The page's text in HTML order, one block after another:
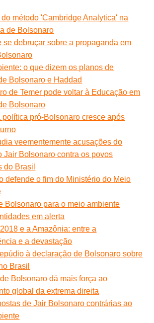
método 'Cambridge Analytica' na
de Bolsonaro
se debruçar sobre a propaganda em
o que dizem os planos de
Bolsonaro e Haddad
de Temer pode voltar à Educação em
Bolsonaro
política pró-Bolsonaro cresce após
veementemente acusações do
Jair Bolsonaro contra os povos
do Brasil
defende o fim do Ministério do Meio
Bolsonaro para o meio ambiente
em alerta
e a Amazônia: entre a
e a devastação
à declaração de Bolsonaro sobre
Brasil
Bolsonaro dá mais força ao
global da extrema direita
de Jair Bolsonaro contrárias ao